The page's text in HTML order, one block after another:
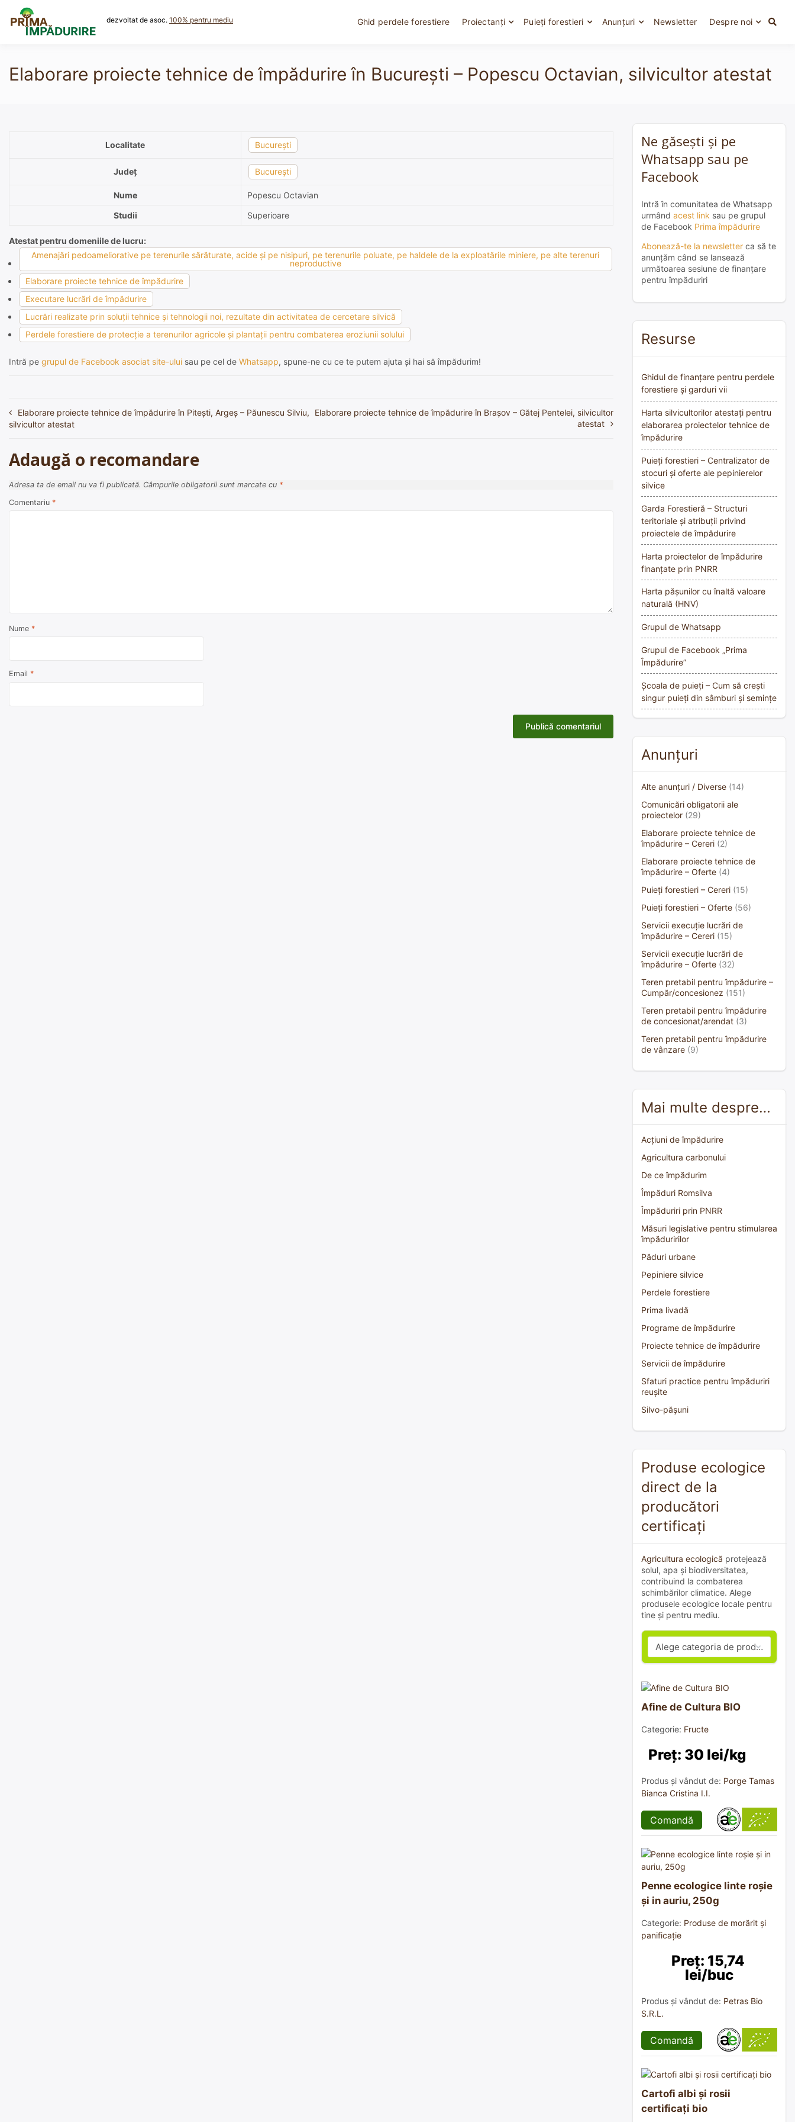
content
dezvoltat de asoc. 100% pentru mediu Ghid perdele forestiere Proiectanți Puieți forestieri Anunțuri Newsletter Despre noi
Elaborare proiecte tehnice de împădurire în București – Popescu Octavian, silvicultor atestat
Localitate București
Județ București
Nume
Popescu Octavian
Studii
Superioare
Atestat pentru domeniile de lucru:
Amenajări pedoameliorative pe terenurile sărăturate, acide şi pe nisipuri, pe terenurile poluate, pe haldele de la exploatările miniere, pe alte terenuri
neproductive
Elaborare proiecte tehnice de împădurire
Executare lucrări de împădurire
Lucrări realizate prin soluţii tehnice şi tehnologii noi, rezultate din activitatea de cercetare silvică
Perdele forestiere de protecţie a terenurilor agricole şi plantaţii pentru combaterea eroziunii solului
Intră pe grupul de Facebook asociat site-ului sau pe cel de Whatsapp, spune-ne cu ce te putem ajuta și hai să împădurim!
Navigare
articole
Elaborare proiecte tehnice de împădurire în Pitești, Argeș – Păunescu Silviu,
silvicultor atestat
Elaborare proiecte tehnice de împădurire în Brașov – Gătej Pentelei, silvicultor
atestat
Adaugă o recomandare
Adresa ta de email nu va fi publicată. Câmpurile obligatorii sunt marcate cu *
Comentariu *
Nume *
Email *
Ne găsești și pe
Whatsapp sau pe
Facebook
Intră în comunitatea de Whatsapp
urmând acest link sau pe grupul
de Facebook Prima împădurire
Abonează-te la newsletter ca să te
anunțăm când se lansează
următoarea sesiune de finanțare
pentru împăduriri
Resurse
Ghidul de finanțare pentru perdele
forestiere și garduri vii
Harta silvicultorilor atestați pentru
elaborarea proiectelor tehnice de
împădurire
Puieți forestieri – Centralizator de
stocuri și oferte ale pepinierelor
silvice
Garda Forestieră – Structuri
teritoriale și atribuții privind
proiectele de împădurire
Harta proiectelor de împădurire
finanțate prin PNRR
Harta pășunilor cu înaltă valoare
naturală (HNV)
Grupul de Whatsapp
Grupul de Facebook „Prima
Împădurire”
Școala de puieți – Cum să crești
singur puieți din sâmburi și semințe
Anunțuri
Alte anunțuri / Diverse (14)
Comunicări obligatorii ale
proiectelor (29)
Elaborare proiecte tehnice de
împădurire – Cereri (2)
Elaborare proiecte tehnice de
împădurire – Oferte (4)
Puieți forestieri – Cereri (15)
Puieți forestieri – Oferte (56)
Servicii execuție lucrări de
împădurire – Cereri (15)
Servicii execuție lucrări de
împădurire – Oferte (32)
Teren pretabil pentru împădurire –
Cumpăr/concesionez (151)
Teren pretabil pentru împădurire
de concesionat/arendat (3)
Teren pretabil pentru împădurire
de vânzare (9)
Mai multe despre…
Acțiuni de împădurire
Agricultura carbonului
De ce împădurim
Împăduri Romsilva
Împăduriri prin PNRR
Măsuri legislative pentru stimularea
împăduririlor
Păduri urbane
Pepiniere silvice
Perdele forestiere
Prima livadă
Programe de împădurire
Proiecte tehnice de împădurire
Servicii de împădurire
Sfaturi practice pentru împăduriri
reușite
Silvo-pășuni
Produse ecologice
direct de la
producători
certificați
Agricultura ecologică protejează
solul, apa și biodiversitatea,
contribuind la combaterea
schimbărilor climatice. Alege
produsele ecologice locale pentru
tine și pentru mediu.
Afine de Cultura BIO
Categorie: Fructe
Preț: 30 lei/kg
Produs și vândut de: Porge Tamas
Bianca Cristina I.I.
Comandă
Penne ecologice linte roșie
și in auriu, 250g
Categorie: Produse de morărit și
panificație
Preț: 15,74
lei/buc
Produs și vândut de: Petras Bio
S.R.L.
Comandă
Cartofi albi și rosii
certificați bio